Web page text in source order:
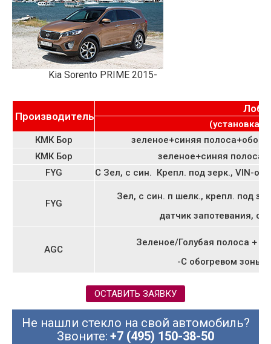
Kia Sorento PRIME 2015-
Производитель
(установка
КМК Бор
зеленое+синяя
КМК Бор
зеленое+синяя
FYG
С Зел, с син. Крепл. под зерк., VIN-
FYG
Зел, с син. п шелк., крепл. под
датчик запотевания,
AGC
Зеленое/Голубая полоса +
-С обогревом зоны
ОСТАВИТЬ ЗАЯВКУ
Не нашли стекло на свой автомобиль?
Звоните: +7 (495) 150-38-50